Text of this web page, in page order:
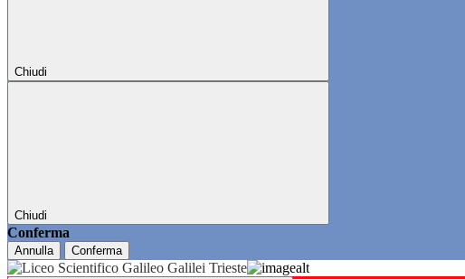
Chiudi
Chiudi
Conferma
Annulla Conferma